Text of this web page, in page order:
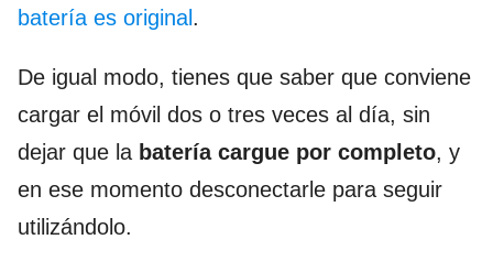
batería es original .
De igual modo, tienes que saber que conviene
cargar el móvil dos o tres veces al día, sin
dejar que la batería cargue por completo, y
en ese momento desconectarle para seguir
utilizándolo.